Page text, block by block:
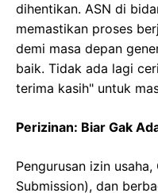
dihentikan. ASN di
memastikan proses
demi masa depan
baik. Tidak ada lagi
terima kasih" untuk
Perizinan: Biar Gak
Pengurusan izin usaha,
Submission), dan